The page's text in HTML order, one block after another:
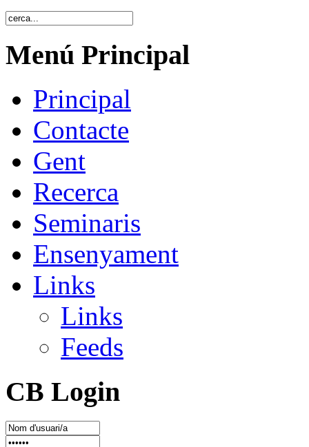
Menú Principal
Principal
Contacte
Gent
Recerca
Seminaris
Ensenyament
Links
Links
Feeds
CB Login